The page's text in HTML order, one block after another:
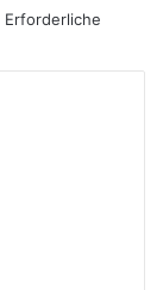
Erforderliche